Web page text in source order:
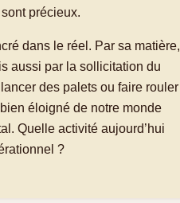
précieux.
dans le réel. Par sa matière,
aussi par la sollicitation du
des palets ou faire rouler
éloigné de notre monde
Quelle activité aujourd’hui
?